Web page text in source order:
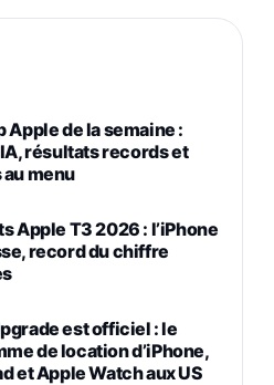
Apple de la semaine :
résultats records et
menu
Apple T3 2026 : l’iPhone
record du chiffre
est officiel : le
de location d’iPhone,
et Apple Watch aux US